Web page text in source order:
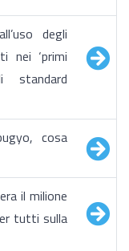
degli
nei ‘primi
standard
cosa
il milione
tutti sulla